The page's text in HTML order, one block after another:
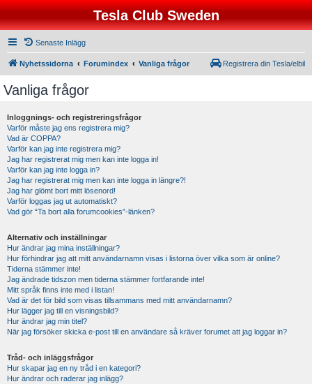
Tesla Club Sweden
Senaste Inlägg
Nyhetssidorna Forumindex Vanliga frågor Registrera din Tesla/elbil
Vanliga frågor
Inloggnings- och registreringsfrågor
Varför måste jag ens registrera mig?
Vad är COPPA?
Varför kan jag inte registrera mig?
Jag har registrerat mig men kan inte logga in!
Varför kan jag inte logga in?
Jag har registrerat mig men kan inte logga in längre?!
Jag har glömt bort mitt lösenord!
Varför loggas jag ut automatiskt?
Vad gör “Ta bort alla forumcookies”-länken?
Alternativ och inställningar
Hur ändrar jag mina inställningar?
Hur förhindrar jag att mitt användarnamn visas i listorna över vilka som är online?
Tiderna stämmer inte!
Jag ändrade tidszon men tiderna stämmer fortfarande inte!
Mitt språk finns inte med i listan!
Vad är det för bild som visas tillsammans med mitt användarnamn?
Hur lägger jag till en visningsbild?
Hur ändrar jag min titel?
När jag försöker skicka e-post till en användare så kräver forumet att jag loggar in?
Tråd- och inläggsfrågor
Hur skapar jag en ny tråd i en kategori?
Hur ändrar och raderar jag inlägg?